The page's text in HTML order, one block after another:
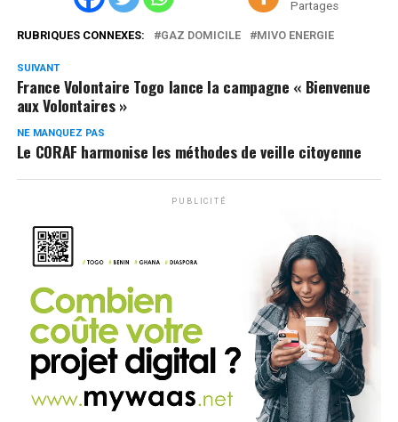
Partages
RUBRIQUES CONNEXES: GAZ DOMICILE MIVO ENERGIE
SUIVANT
France Volontaire Togo lance la campagne « Bienvenue
aux Volontaires »
NE MANQUEZ PAS
Le CORAF harmonise les méthodes de veille citoyenne
PUBLICITÉ